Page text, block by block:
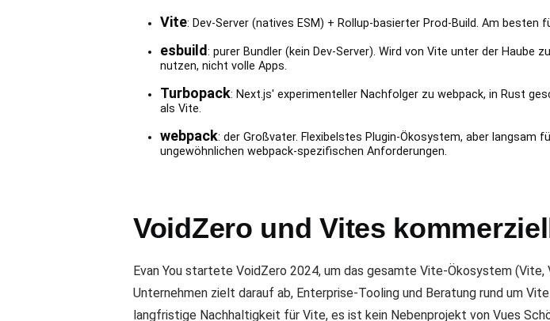
Vite: Dev-Server (natives ESM) + Rollup-basierter Prod-Build. Am
esbuild : purer Bundler (kein Dev-Server). Wird von Vite unter der Haube
nutzen, nicht volle Apps.
Turbopack: Next.js' experimenteller Nachfolger zu webpack, in Rust
als Vite.
webpack: der Großvater. Flexibelstes Plugin-Ökosystem, aber langsam
ungewöhnlichen webpack-spezifischen Anforderungen.
VoidZero und Vites
Evan You startete VoidZero 2024, um das gesamte Vite-Ökosystem
Unternehmen zielt darauf ab, Enterprise-Tooling und Beratung rund um
langfristige Nachhaltigkeit für Vite, es ist kein Nebenprojekt von Vues